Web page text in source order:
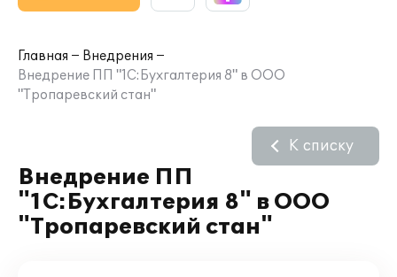
Главная
Внедрения
Внедрение ПП "1С:Бухгалтерия 8" в ООО
"Тропаревский стан"
Внедрение ПП
"1С:Бухгалтерия 8" в ООО
"Тропаревский стан"
К списку